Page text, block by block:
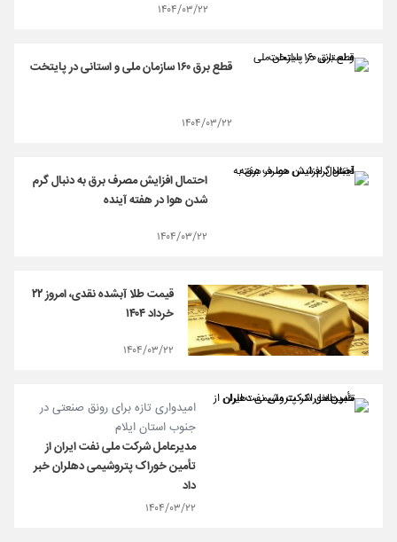
۱۴۰۴/۰۳/۲۲
قطع برق ۱۶۰ سازمان ملی و استانی در پایتخت
۱۴۰۴/۰۳/۲۲
احتمال افزایش مصرف برق به دنبال گرم
شدن هوا در هفته آینده
۱۴۰۴/۰۳/۲۲
قیمت طلا آبشده نقدی، امروز ۲۲
خرداد ۱۴۰۴
۱۴۰۴/۰۳/۲۲
امیدواری تازه برای رونق صنعتی در
جنوب استان ایلام
مدیرعامل شرکت ملی نفت ایران از
تأمین خوراک پتروشیمی دهلران خبر
داد
۱۴۰۴/۰۳/۲۲